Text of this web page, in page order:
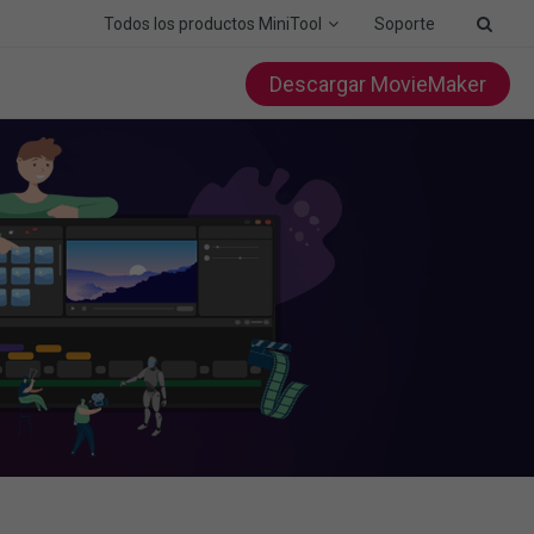
Todos los productos MiniTool Soporte
Descargar MovieMaker